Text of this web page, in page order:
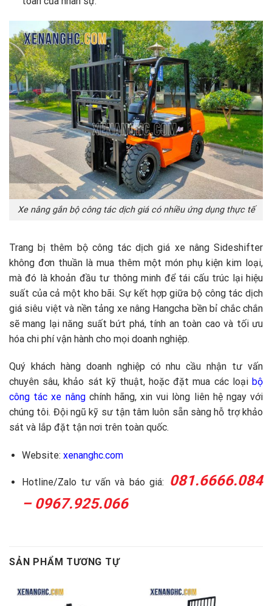
Xe nâng gắn bộ công tác dịch giá có nhiều ứng dụng thực tế
Trang bị thêm bộ công tác dịch giá xe nâng Sideshifter
không đơn thuần là mua thêm một món phụ kiện kim loại,
mà đó là khoản đầu tư thông minh để tái cấu trúc lại hiệu
suất của cả một kho bãi. Sự kết hợp giữa bộ công tác dịch
giá siêu việt và nền tảng xe nâng Hangcha bền bỉ chắc chắn
sẽ mang lại năng suất bứt phá, tính an toàn cao và tối ưu
hóa chi phí vận hành cho mọi doanh nghiệp.
Quý khách hàng doanh nghiệp có nhu cầu nhận tư vấn
chuyên sâu, khảo sát kỹ thuật, hoặc đặt mua các loại bộ
công tác xe nângchính hãng, xin vui lòng liên hệ ngay với
chúng tôi. Đội ngũ kỹ sư tận tâm luôn sẵn sàng hỗ trợ khảo
sát và lắp đặt tận nơi trên toàn quốc.
Website: xenanghc.com
Hotline/Zalo tư vấn và báo giá:
081.6666.084
– 0967.925.066
SẢN PHẨM TƯƠNG TỰ